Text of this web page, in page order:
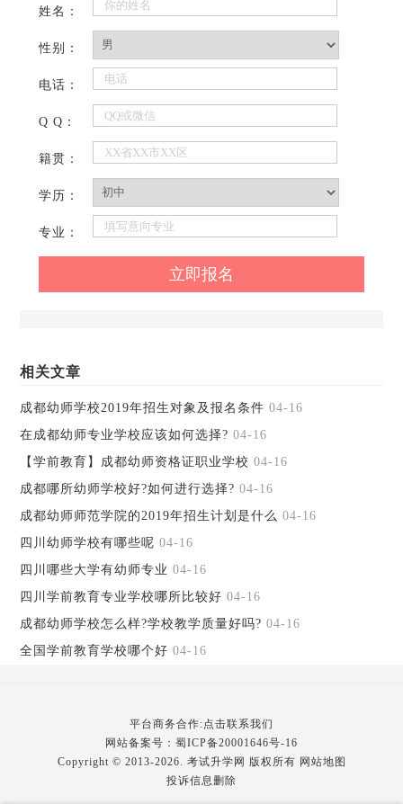
姓名：
性别：
电话：
Q Q：
籍贯：
学历：
专业：
相关文章
成都幼师学校2019年招生对象及报名条件 04-16
在成都幼师专业学校应该如何选择? 04-16
【学前教育】成都幼师资格证职业学校 04-16
成都哪所幼师学校好?如何进行选择? 04-16
成都幼师师范学院的2019年招生计划是什么 04-16
四川幼师学校有哪些呢 04-16
四川哪些大学有幼师专业 04-16
四川学前教育专业学校哪所比较好 04-16
成都幼师学校怎么样?学校教学质量好吗? 04-16
全国学前教育学校哪个好 04-16
平台商务合作:点击联系我们
网站备案号： 蜀ICP备20001646号-16
Copyright © 2013-2026. 考试升学网 版权所有 网站地图
投诉信息删除